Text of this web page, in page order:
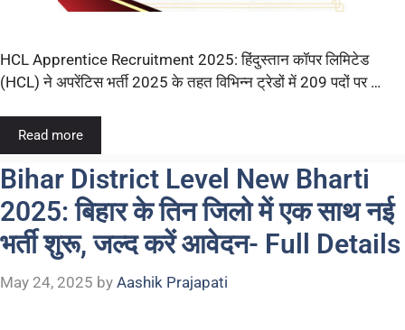
HCL Apprentice Recruitment 2025: हिंदुस्तान कॉपर लिमिटेड
(HCL) ने अपरेंटिस भर्ती 2025 के तहत विभिन्न ट्रेडों में 209 पदों पर …
Read more
Bihar District Level New Bharti
2025: बिहार के तिन जिलो में एक साथ नई
भर्ती शुरू, जल्द करें आवेदन- Full Details
May 24, 2025 by Aashik Prajapati